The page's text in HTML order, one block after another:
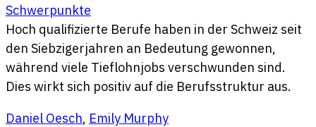
Schwerpunkte
Hoch qualifizierte Berufe haben in der Schweiz seit
den Siebzigerjahren an Bedeutung gewonnen,
während viele Tieflohnjobs verschwunden sind.
Dies wirkt sich positiv auf die Berufsstruktur aus.
Daniel Oesch, Emily Murphy